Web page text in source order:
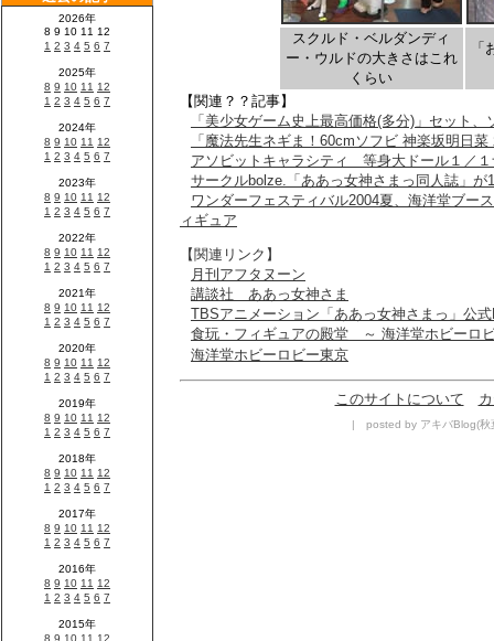
スクルド・ベルダンディ
ー・ウルドの大きさはこれ
くらい
【関連？？記事】
「美少女ゲーム史上最高価格(多分)」セット
「魔法先生ネギま！60cmソフビ 神楽坂明日
アソビットキャラシティ 等身大ドール１／
サークルbolze.「ああっ女神さまっ同人誌」が
ワンダーフェスティバル2004夏、海洋堂ブー
ィギュア
【関連リンク】
月刊アフタヌーン
講談社 ああっ女神さま
TBSアニメーション「ああっ女神さまっ」公
食玩・フィギュアの殿堂 ～ 海洋堂ホビーロ
海洋堂ホビーロビー東京
このサイトについて
| posted by アキバBlog(秋